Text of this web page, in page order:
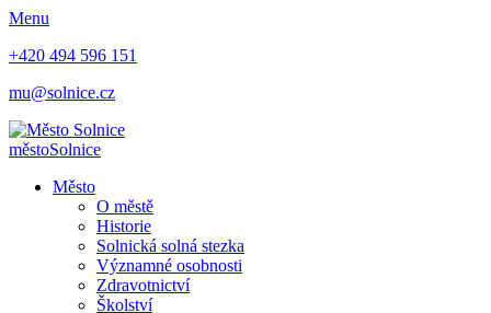
Menu
+420 494 596 151
mu@solnice.cz
městoSolnice
Město
O městě
Historie
Solnická solná stezka
Významné osobnosti
Zdravotnictví
Školství